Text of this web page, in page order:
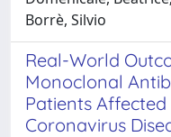
Borrè, Silvio
Real-World
Monoclonal
Patients
Coronavirus